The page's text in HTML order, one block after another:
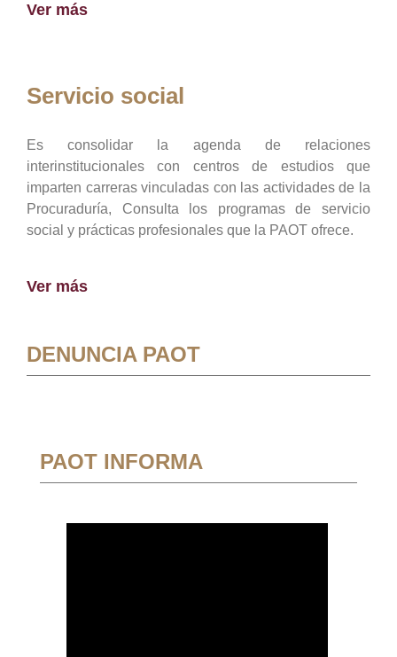
Ver más
Servicio social
Es consolidar la agenda de relaciones
interinstitucionales con centros de estudios que
imparten carreras vinculadas con las actividades de la
Procuraduría, Consulta los programas de servicio
social y prácticas profesionales que la PAOT ofrece.
Ver más
DENUNCIA PAOT
PAOT INFORMA